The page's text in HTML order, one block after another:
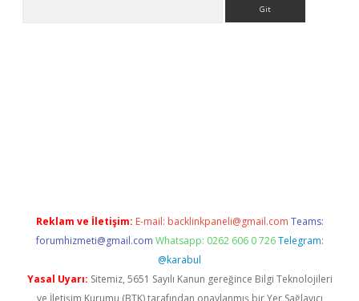
Reklam ve İletişim: E-mail: backlinkpaneli@gmail.com Teams:
forumhizmeti@gmail.com Whatsapp: 0262 606 0 726 Telegram:
@karabul
Yasal Uyarı: Sitemiz, 5651 Sayılı Kanun gereğince Bilgi Teknolojileri
ve İletişim Kurumu (BTK) tarafından onaylanmış bir Yer Sağlayıcı